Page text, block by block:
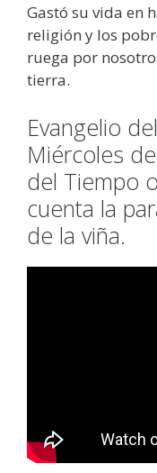
Gastó su vida en
religión y los
ruega por
tierra.
Evangelio
Miércoles
del Tiempo
cuenta la
de la viña.